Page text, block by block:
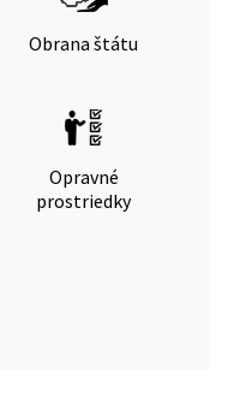
Obrana štátu
Opravné
prostriedky